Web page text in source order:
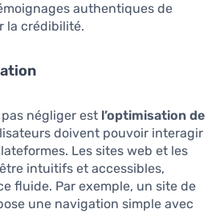
authentiques de
la crédibilité.
négliger est l’optimisation de
doivent pouvoir interagir
Les sites web et les
intuitifs et accessibles,
fluide. Par exemple, un site de
une navigation simple avec